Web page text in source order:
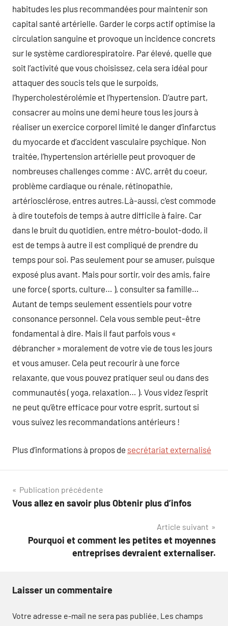
habitudes les plus recommandées pour maintenir son
capital santé artérielle. Garder le corps actif optimise la
circulation sanguine et provoque un incidence concrets
sur le système cardiorespiratoire. Par élevé, quelle que
soit l’activité que vous choisissez, cela sera idéal pour
attaquer des soucis tels que le surpoids,
l’hypercholestérolémie et l’hypertension. D’autre part,
consacrer au moins une demi heure tous les jours à
réaliser un exercice corporel limité le danger d’infarctus
du myocarde et d’accident vasculaire psychique. Non
traitée, l’hypertension artérielle peut provoquer de
nombreuses challenges comme : AVC, arrêt du coeur,
problème cardiaque ou rénale, rétinopathie,
artériosclérose, entres autres.Là-aussi, c’est commode
à dire toutefois de temps à autre difficile à faire. Car
dans le bruit du quotidien, entre métro-boulot-dodo, il
est de temps à autre il est compliqué de prendre du
temps pour soi. Pas seulement pour se amuser, puisque
exposé plus avant. Mais pour sortir, voir des amis, faire
une force ( sports, culture… ), consulter sa famille…
Autant de temps seulement essentiels pour votre
consonance personnel. Cela vous semble peut-être
fondamental à dire. Mais il faut parfois vous «
débrancher » moralement de votre vie de tous les jours
et vous amuser. Cela peut recourir à une force
relaxante, que vous pouvez pratiquer seul ou dans des
communautés ( yoga, relaxation… ). Vous videz l’esprit
ne peut qu’être efficace pour votre esprit, surtout si
vous suivez les recommandations antérieurs !
Plus d’informations à propos de secrétariat externalisé
Navigation
de
Publication précédente
Vous allez en savoir plus Obtenir plus d’infos
Article suivant
Pourquoi et comment les petites et moyennes
entreprises devraient externaliser.
Laisser un commentaire
Votre adresse e-mail ne sera pas publiée. Les champs